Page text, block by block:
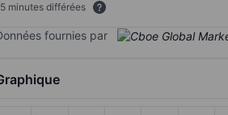
minutes différées
fournies par